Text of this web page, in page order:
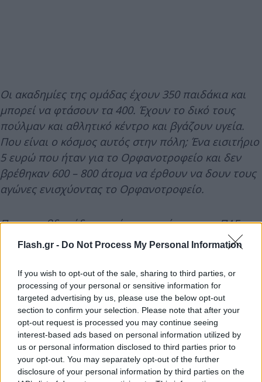
Flash.gr - Do Not Process My Personal Information
If you wish to opt-out of the sale, sharing to third parties, or
processing of your personal or sensitive information for
targeted advertising by us, please use the below opt-out
section to confirm your selection. Please note that after your
opt-out request is processed you may continue seeing
interest-based ads based on personal information utilized by
us or personal information disclosed to third parties prior to
your opt-out. You may separately opt-out of the further
disclosure of your personal information by third parties on the
Οι ακαδημίες της ομάδας έχουν 350 παιδάκια και
μπορεί να φτάσουν τα 400. Έχουν το δικό τους
πούλμαν και αθλητικό κέντρο και βγάζουν υγεία.
Που είναι ο κόσμος αυτός στην πόλη; Ένα εισιτήριο
5 ευρώ που ήταν για το Ορφανοτροφείο και δεν
βρέθηκαν 600 – 800 άτομα να έρθουν να δουν τους
αγώνες ενισχύοντας το Ορφανοτροφείο.
Πριν μια βδομάδα που ήταν μια κίνηση της ΠΑΕ για
να βοηθήσουμε ανάπηρα παιδιά και παιδιά που δεν
πρώτοι είστε. Να κάνετε κριτική εκ του ασφαλούς
και να κατηγορήσετε. Εδώ υπάρχει ο Βόλος δεν
υπάρχει άλλη ομάδα. Οι άλλες είναι στο
παρακαλετό, στη γυφτιά και στη ζητιανιά. Θέλετε
να προκόψει ο Βόλος; Στηρίξτε τον με ένα
εισιτήριο. Ελάτε στο γήπεδο να χειροκροτήσετε,
αντί να πάτε στα τσιπουράδικα.